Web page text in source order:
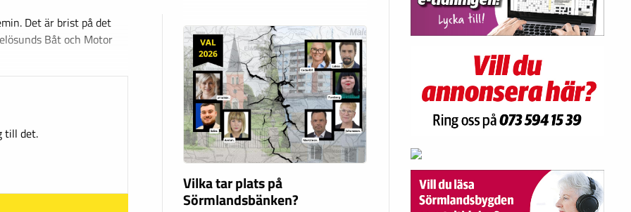
Det är brist på det
Båt och Motor
till det.
Vilka tar plats på
Sörmlandsbänken?